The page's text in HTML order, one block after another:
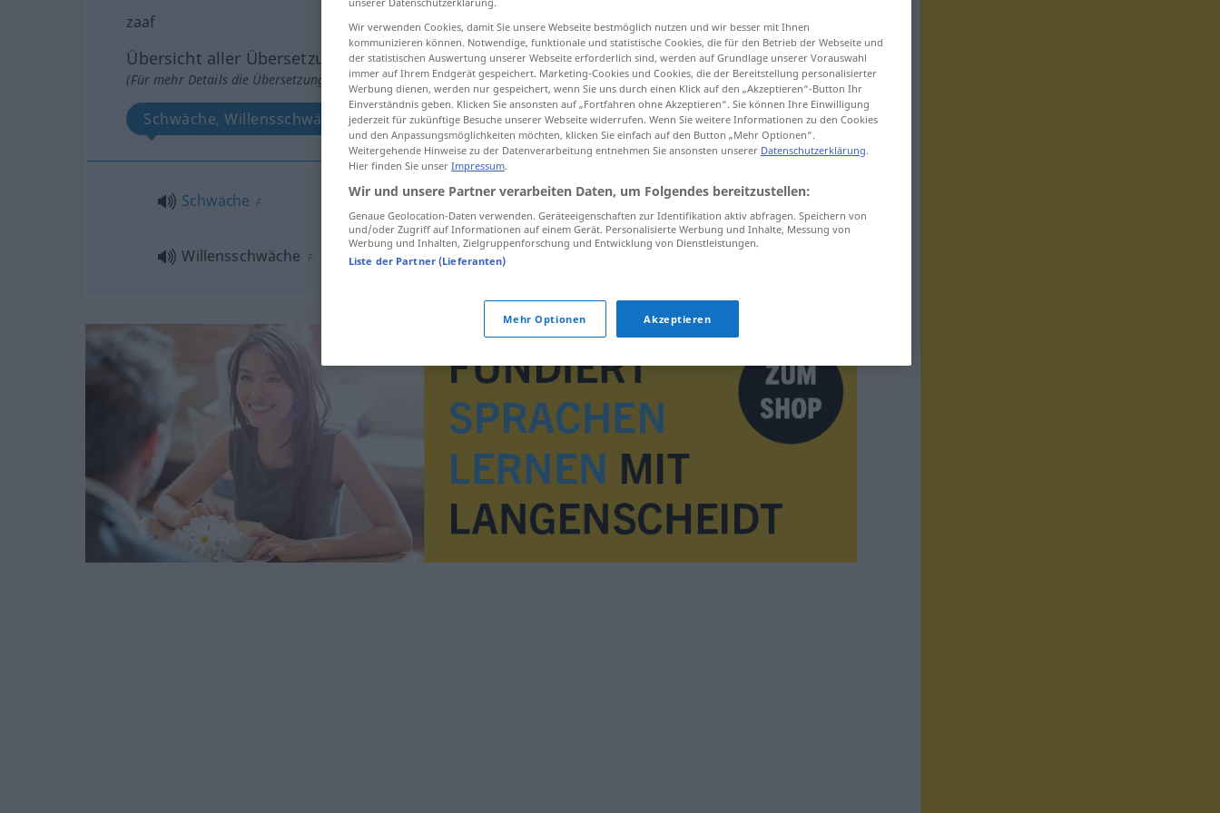
zaaf
Übersicht aller Übersetzungen
(Für mehr Details die Übersetzung anklicken/antippen)
Schwäche, Willensschwäche
Schwäche F zaaf
Willensschwäche F zaaf
Wir verwenden Cookies, damit Sie unsere Webseite bestmöglich nutzen und wir besser mit Ihnen
kommunizieren können. Notwendige, funktionale und statistische Cookies, die für den Betrieb der Webseite und
der statistischen Auswertung unserer Webseite erforderlich sind, werden auf Grundlage unserer Vorauswahl
immer auf Ihrem Endgerät gespeichert. Marketing-Cookies und Cookies, die der Bereitstellung personalisierter
Werbung dienen, werden nur gespeichert, wenn Sie uns durch einen Klick auf den „Akzeptieren“-Button Ihr
Einverständnis geben. Klicken Sie ansonsten auf „Fortfahren ohne Akzeptieren“. Sie können Ihre Einwilligung
jederzeit für zukünftige Besuche unserer Webseite widerrufen. Wenn Sie weitere Informationen zu den Cookies
und den Anpassungsmöglichkeiten möchten, klicken Sie einfach auf den Button „Mehr Optionen“.
Weitergehende Hinweise zu der Datenverarbeitung entnehmen Sie ansonsten unserer Datenschutzerklärung.
Hier finden Sie unser Impressum.
Wir und unsere Partner verarbeiten Daten, um Folgendes bereitzustellen:
Genaue Geolocation-Daten verwenden. Geräteeigenschaften zur Identifikation aktiv abfragen. Speichern von
und/oder Zugriff auf Informationen auf einem Gerät. Personalisierte Werbung und Inhalte, Messung von
Werbung und Inhalten, Zielgruppenforschung und Entwicklung von Dienstleistungen.
Liste der Partner (Lieferanten)
Mehr Optionen Akzeptieren